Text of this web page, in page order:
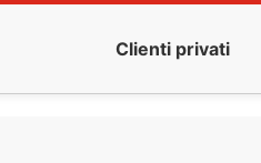
Clienti privati